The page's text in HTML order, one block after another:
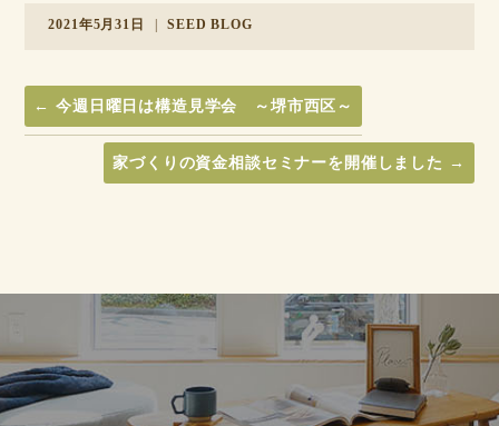
2021年5月31日 SEED BLOG
← 今週日曜日は構造見学会 ～堺市西区～
家づくりの資金相談セミナーを開催しました →